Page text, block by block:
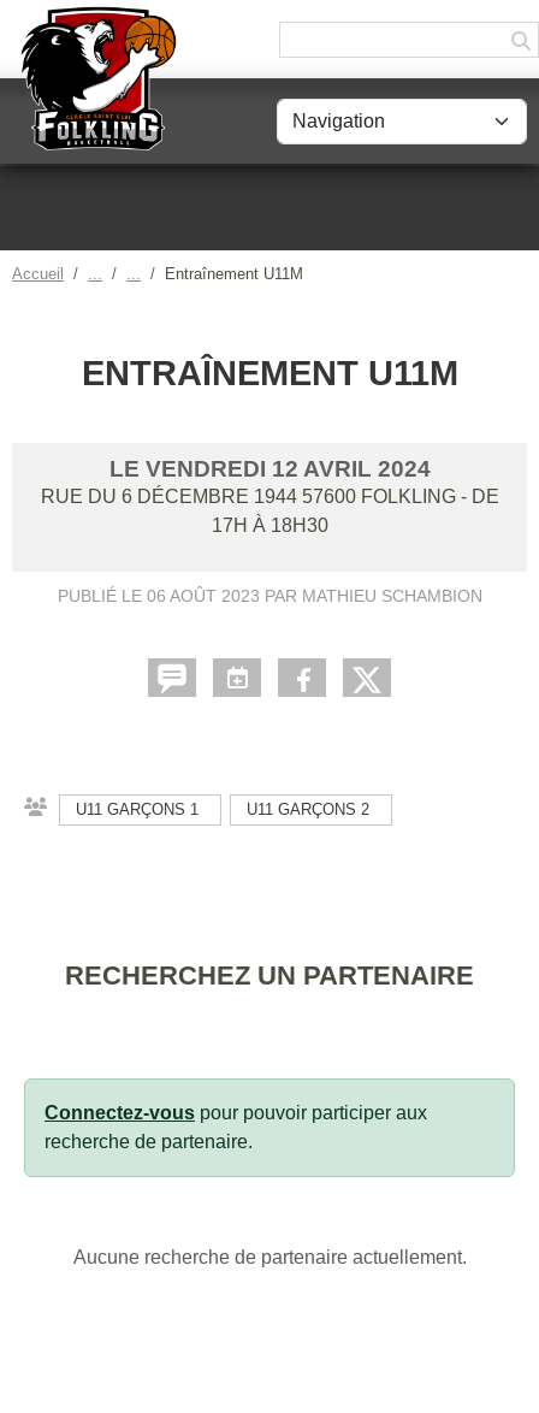
Accueil Entraînement U11M
ENTRAÎNEMENT U11M
LE VENDREDI 12 AVRIL 2024
RUE DU 6 DÉCEMBRE 1944 57600 FOLKLING - DE
17H À 18H30
PUBLIÉ LE 06 AOÛT 2023 PAR MATHIEU SCHAMBION
U11 GARÇONS 1 U11 GARÇONS 2
RECHERCHEZ UN PARTENAIRE
Connectez-vous pour pouvoir participer aux
recherche de partenaire.
Aucune recherche de partenaire actuellement.
Panneau de gestion des cookies